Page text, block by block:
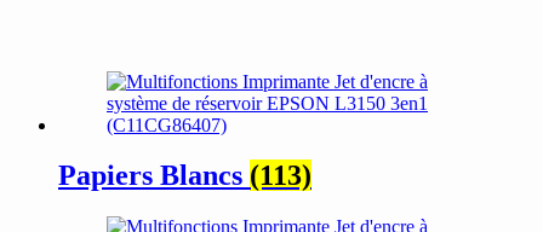
Papiers Blancs (113)